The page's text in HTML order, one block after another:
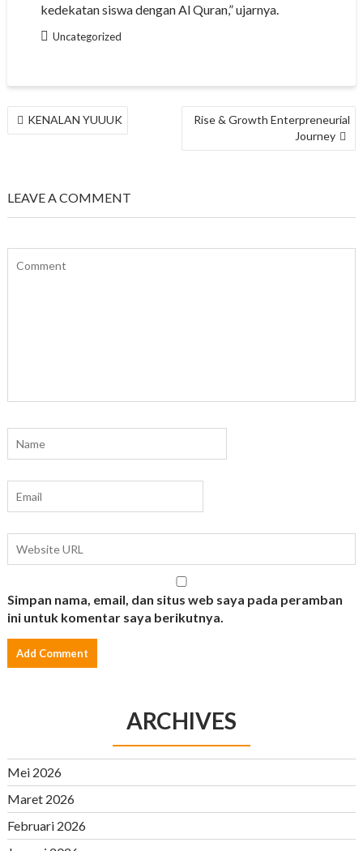
kedekatan siswa dengan Al Quran,” ujarnya.
Uncategorized
NAVIGASI
POS
KENALAN YUUUK
Rise & Growth Enterpreneurial
Journey
LEAVE A COMMENT
Simpan nama, email, dan situs web saya pada peramban
ini untuk komentar saya berikutnya.
ARCHIVES
Mei 2026
Maret 2026
Februari 2026